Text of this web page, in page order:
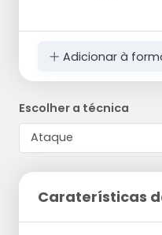
Adicionar à
Escolher a técnica
Caraterísticas